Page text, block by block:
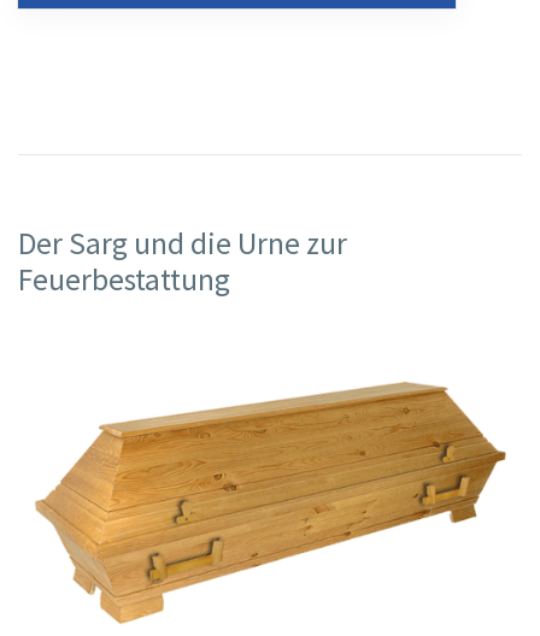
Der Sarg und die Urne zur
Feuerbestattung